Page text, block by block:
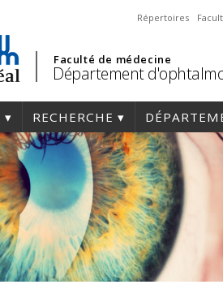
Répertoires
Faculté de médecine
Département
RECHERCHE